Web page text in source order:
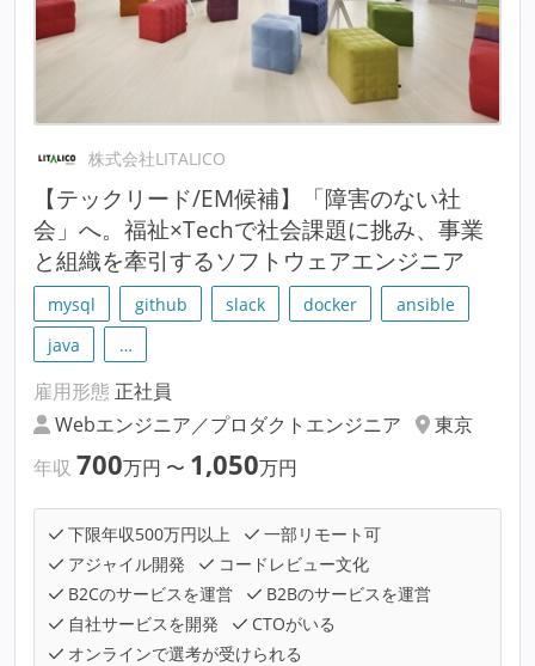
株式会社LITALICO
【テックリード/EM候補】「障害のない社
会」へ。福祉×Techで社会課題に挑み、事業
と組織を牽引するソフトウェアエンジニア
mysql github slack docker
ansible
java
…
雇用形態 正社員
Webエンジニア／プロダクトエンジニア
東京
年収 700万円 〜 1,050万円
下限年収500万円以上
一部リモート可
アジャイル開発
コードレビュー文化
B2Cのサービスを運営
B2Bのサービスを運営
自社サービスを開発
CTOがいる
オンラインで選考が受けられる